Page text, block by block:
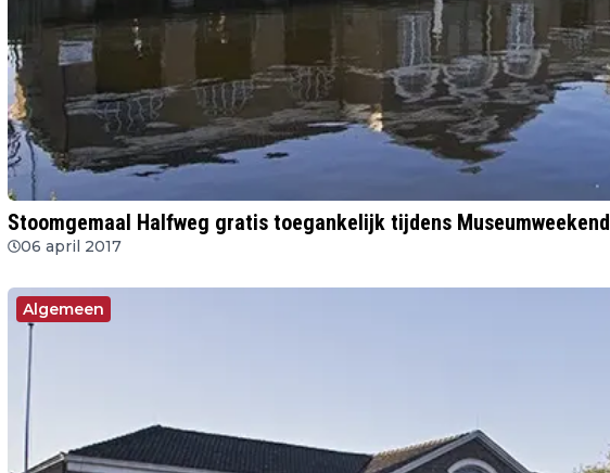
Stoomgemaal Halfweg gratis toegankelijk tijdens Museumweekend
06 april 2017
Algemeen